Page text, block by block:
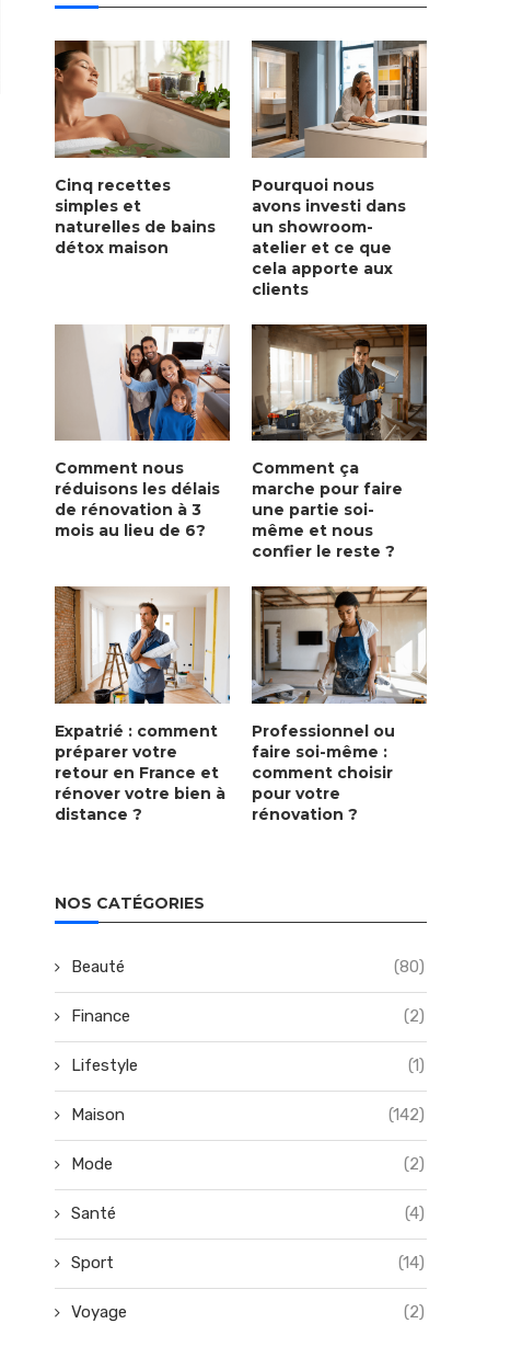
Cinq recettes
simples et
naturelles de bains
détox maison
Pourquoi nous
avons investi dans
un showroom-
atelier et ce que
cela apporte aux
clients
Comment nous
réduisons les délais
de rénovation à 3
mois au lieu de 6?
Comment ça
marche pour faire
une partie soi-
même et nous
confier le reste ?
Expatrié : comment
préparer votre
retour en France et
rénover votre bien à
distance ?
Professionnel ou
faire soi-même :
comment choisir
pour votre
rénovation ?
NOS CATÉGORIES
Beauté (80)
Finance (2)
Lifestyle (1)
Maison (142)
Mode (2)
Santé (4)
Sport (14)
Voyage (2)